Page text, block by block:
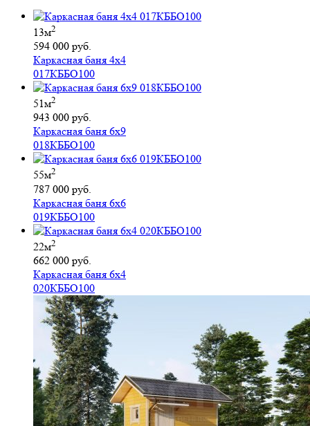
13м2
594 000 руб.
Каркасная баня 4х4
017КББО100
51м2
943 000 руб.
Каркасная баня 6х9
018КББО100
55м2
787 000 руб.
Каркасная баня 6х6
019КББО100
22м2
662 000 руб.
Каркасная баня 6х4
020КББО100